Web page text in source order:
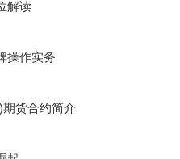
解读
操作实务
货合约简介